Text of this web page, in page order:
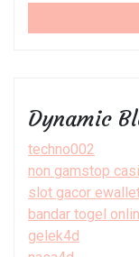
Dynamic
techno002
non gamstop
slot gacor
bandar togel
gelek4d